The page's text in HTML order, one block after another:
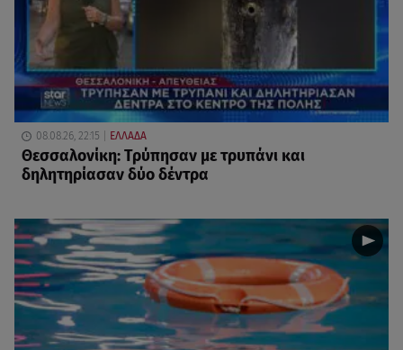
08.08.26, 22:15 ΕΛΛΑΔΑ
Θεσσαλονίκη: Τρύπησαν με τρυπάνι και
δηλητηρίασαν δύο δέντρα